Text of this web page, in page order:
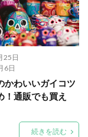
25日
6日
かわいいガイコツ
！通販でも買え
続きを読む